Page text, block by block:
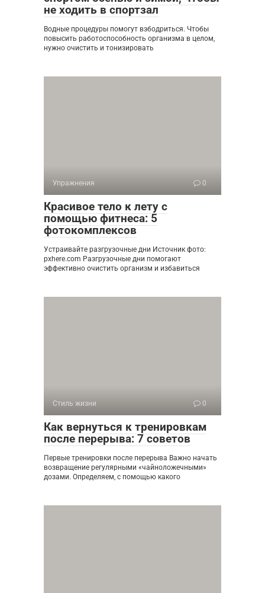
не ходить в спортзал
Водные процедуры помогут взбодриться. Чтобы
повысить работоспособность организма в целом,
нужно очистить и тонизировать
Упражнения 0
Красивое тело к лету с
помощью фитнеса: 5
фотокомплексов
Устраивайте разгрузочные дни Источник фото:
pxhere.com Разгрузочные дни помогают
эффективно очистить организм и избавиться
Стиль жизни 0
Как вернуться к тренировкам
после перерыва: 7 советов
Первые тренировки после перерыва Важно начать
возвращение регулярными «чайноложечными»
дозами. Определяем, с помощью какого